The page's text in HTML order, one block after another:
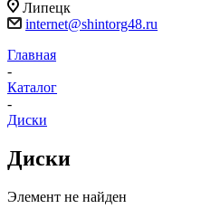
Липецк
internet@shintorg48.ru
Главная
-
Каталог
-
Диски
Диски
Элемент не найден